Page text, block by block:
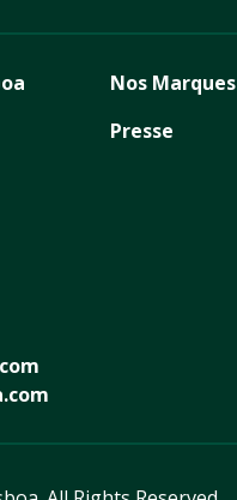
Nos Marques
Presse